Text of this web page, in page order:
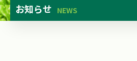
お知らせ NEWS
お問い合わせ